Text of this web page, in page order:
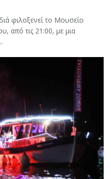
φιλοξενεί το Μουσείο
από τις 21:00, με μια